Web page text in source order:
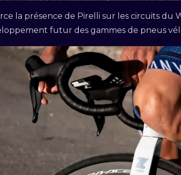
la présence de Pirelli sur les circuits du
futur des gammes de pneus